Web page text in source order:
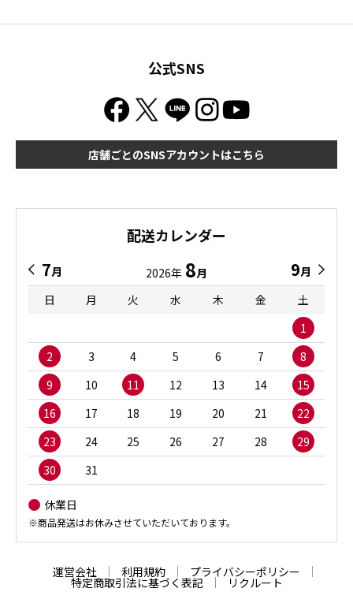
公式SNS
店舗ごとのSNSアカウントはこちら
配送カレンダー
7月 2026年 8月 9月
日
月 火 水 木 金
土
1
2
3 4 5 6 7
8
9
10 11 12 13 14
15
16
17 18 19 20 21
22
23
24 25 26 27 28
29
30
31
休業日
※商品発送はお休みさせていただいております。
運営会社 利用規約 プライバシーポリシー
特定商取引法に基づく表記 リクルート